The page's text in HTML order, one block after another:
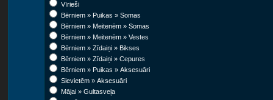
Vīrieši
Bērniem » Puikas » Somas
Bērniem » Meitenēm » Somas
Bērniem » Meitenēm » Vestes
Bērniem » Zīdaiņi » Bikses
Bērniem » Zīdaiņi » Cepures
Bērniem » Puikas » Aksesuāri
Sievietēm » Aksesuāri
Mājai » Gultasveļa